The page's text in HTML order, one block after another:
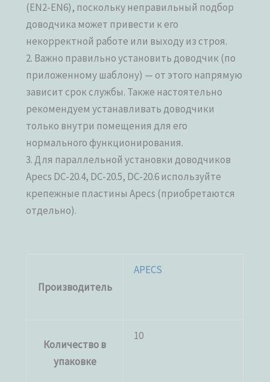
(EN2-EN6), поскольку неправильный подбор
доводчика может привести к его
некорректной работе или выходу из строя.
2. Важно правильно установить доводчик (по
приложенному шаблону) — от этого напрямую
зависит срок службы. Также настоятельно
рекомендуем устанавливать доводчики
только внутри помещения для его
нормального функционирования.
3. Для параллельной установки доводчиков
Apecs DC-20.4, DC-20.5, DC-20.6 используйте
крепежные пластины Apecs (приобретаются
отдельно).
Производитель
APECS
Количество в
упаковке
10